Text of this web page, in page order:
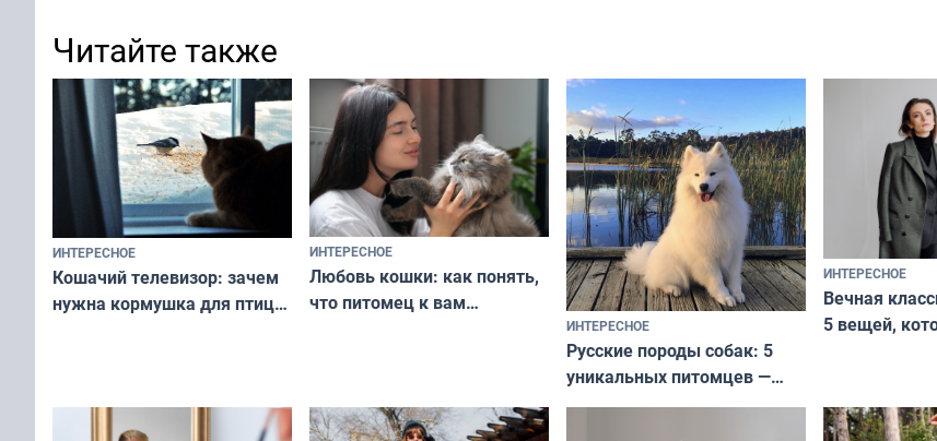
Читайте также
ИНТЕРЕСНОЕ
Кошачий телевизор: зачем
нужна кормушка для птиц
ИНТЕРЕСНОЕ
Любовь кошки: как понять,
что питомец к вам
ИНТЕРЕСНОЕ
Русские породы собак: 5
уникальных питомцев —
национальные сокровища
ИНТЕРЕСНОЕ
Вечная
5 вещей,
и актуально